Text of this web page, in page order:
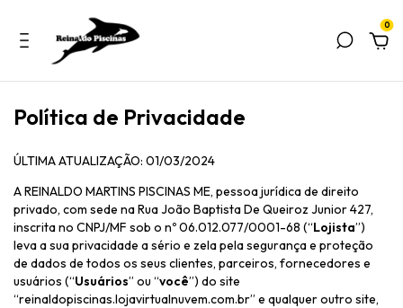
0
Política de Privacidade
ÚLTIMA ATUALIZAÇÃO: 01/03/2024
A REINALDO MARTINS PISCINAS ME, pessoa jurídica de direito
privado, com sede na Rua João Baptista De Queiroz Junior 427,
inscrita no CNPJ/MF sob o nº 06.012.077/0001-68 (“Lojista”)
leva a sua privacidade a sério e zela pela segurança e proteção
de dados de todos os seus clientes, parceiros, fornecedores e
usuários (“Usuários” ou “você”) do site
“reinaldopiscinas.lojavirtualnuvem.com.br” e qualquer outro site,